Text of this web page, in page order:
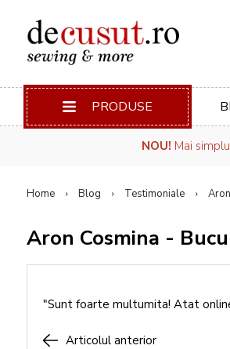
PRODUSE
NOU! Mai
Home Blog Testimoniale
Aron Cosmina -
"Sunt foarte multumita! Atat
Articolul anterior